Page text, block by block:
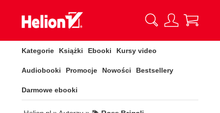
Kategorie Książki Ebooki Kursy video
Audiobooki Promocje Nowości Bestsellery
Darmowe ebooki